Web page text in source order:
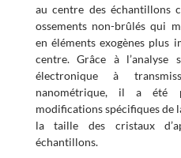
au centre des échantillons
ossements non-brûlés qui
en éléments exogènes plus
centre. Grâce à l’analyse
électronique à
nanométrique, il a été
modifications spécifiques de
la taille des cristaux
échantillons.